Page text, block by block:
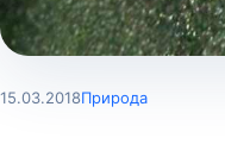
15.03.2018Природа